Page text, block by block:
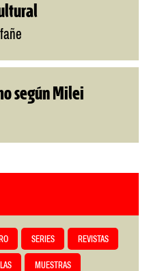
según Milei
SERIES REVISTAS
MUESTRAS